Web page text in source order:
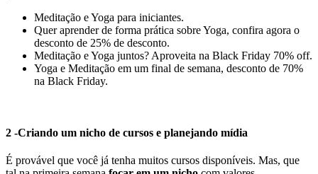
Meditação e Yoga para iniciantes.
Quer aprender de forma prática sobre Yoga, confira agora o
desconto de 25% de desconto.
Meditação e Yoga juntos? Aproveita na Black Friday 70% off.
Yoga e Meditação em um final de semana, desconto de 70%
na Black Friday.
2 -Criando um nicho de cursos e planejando mídia
É provável que você já tenha muitos cursos disponíveis. Mas, que